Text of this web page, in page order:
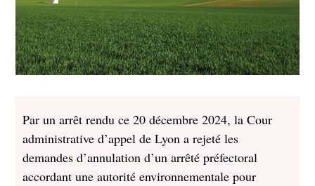
Par un arrêt rendu ce 20 décembre 2024, la Cour
administrative d’appel de Lyon a rejeté les
demandes d’annulation d’un arrêté préfectoral
accordant une autorité environnementale pour